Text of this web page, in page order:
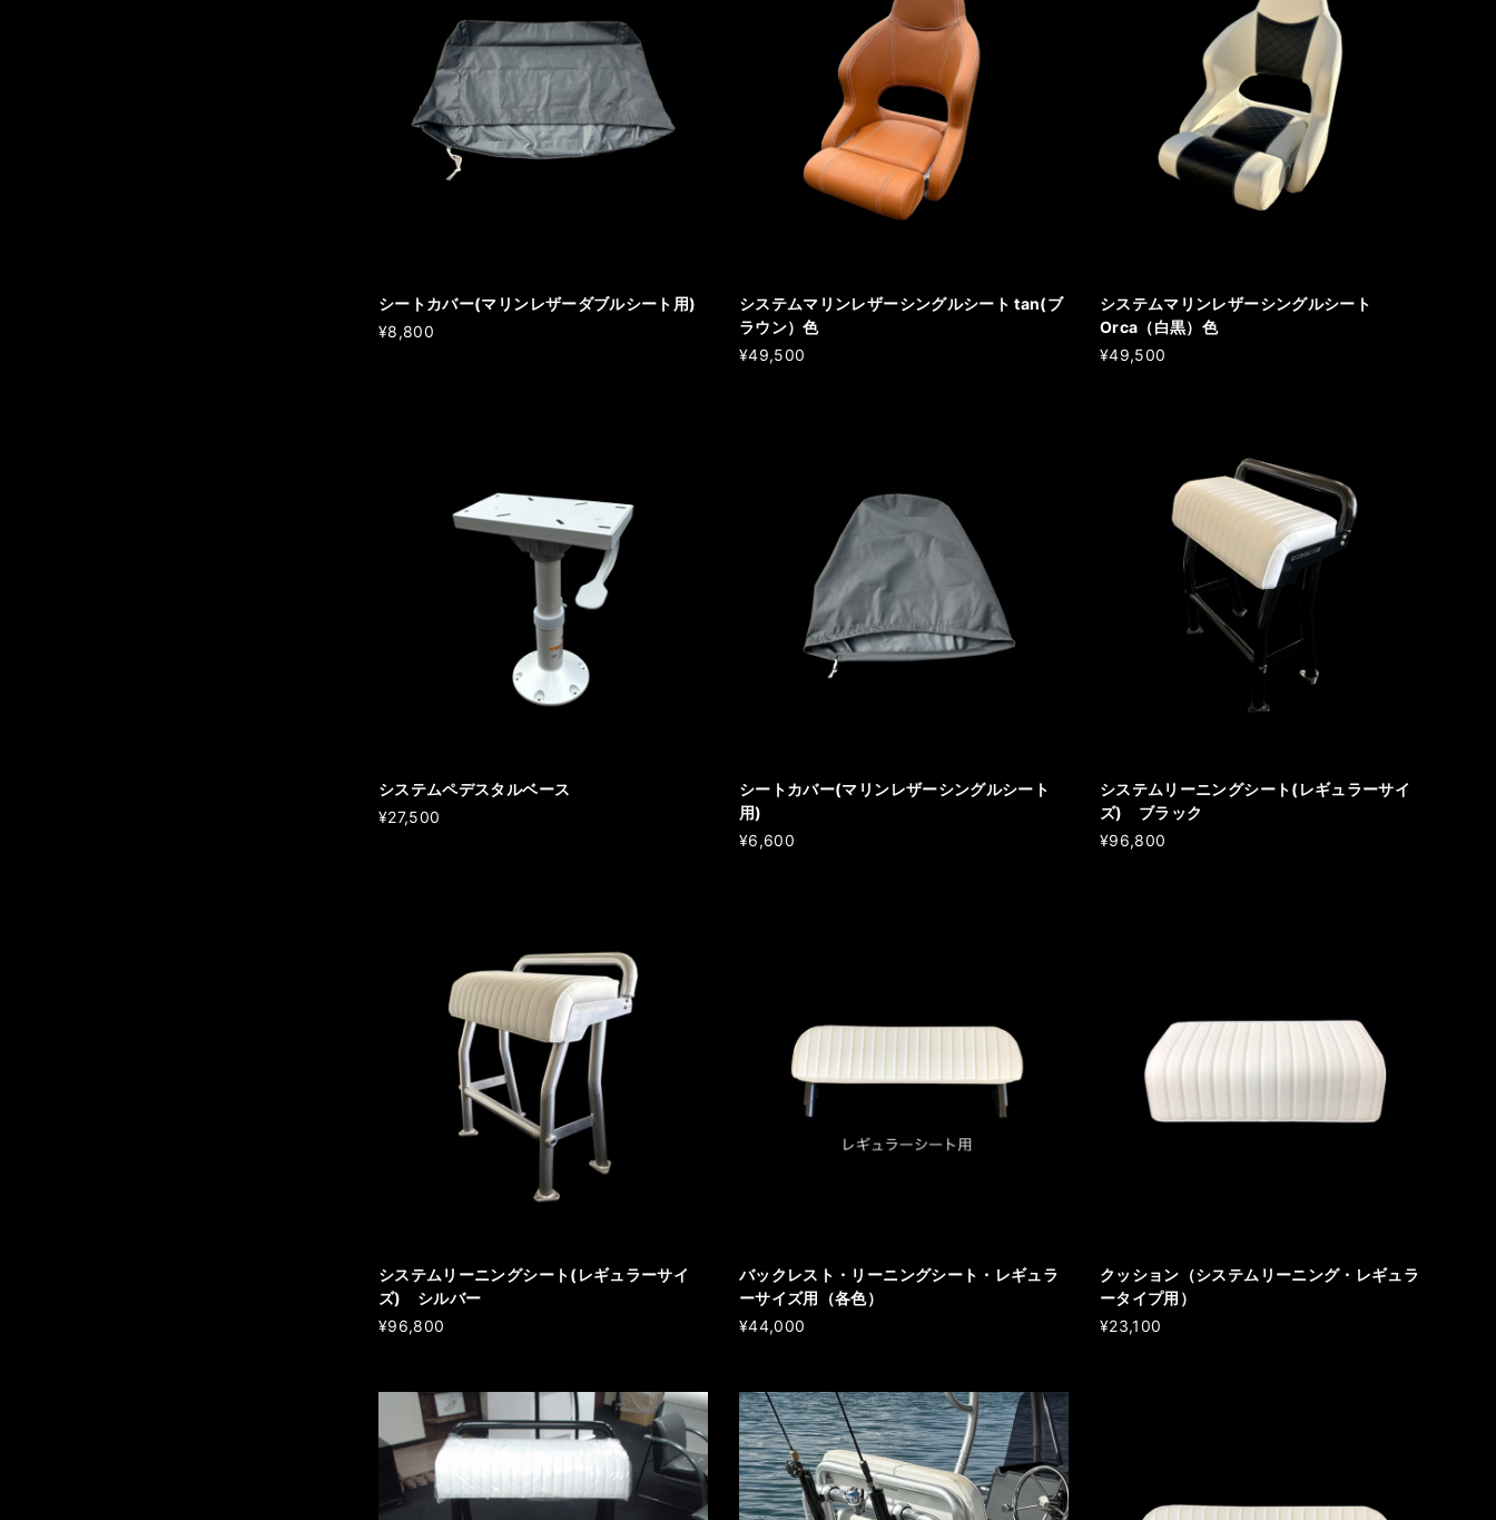
シートカバー(マリンレザーダブルシート用)
¥8,800
システムマリンレザーシングルシート tan(ブ
ラウン）色
¥49,500
システムマリンレザーシングルシート
Orca（白黒）色
¥49,500
システムペデスタルベース
¥27,500
シートカバー(マリンレザーシングルシート
用)
¥6,600
システムリーニングシート(レギュラーサイ
ズ) ブラック
¥96,800
システムリーニングシート(レギュラーサイ
ズ) シルバー
¥96,800
バックレスト・リーニングシート・レギュラ
ーサイズ用（各色）
¥44,000
クッション（システムリーニング・レギュラ
ータイプ用）
¥23,100